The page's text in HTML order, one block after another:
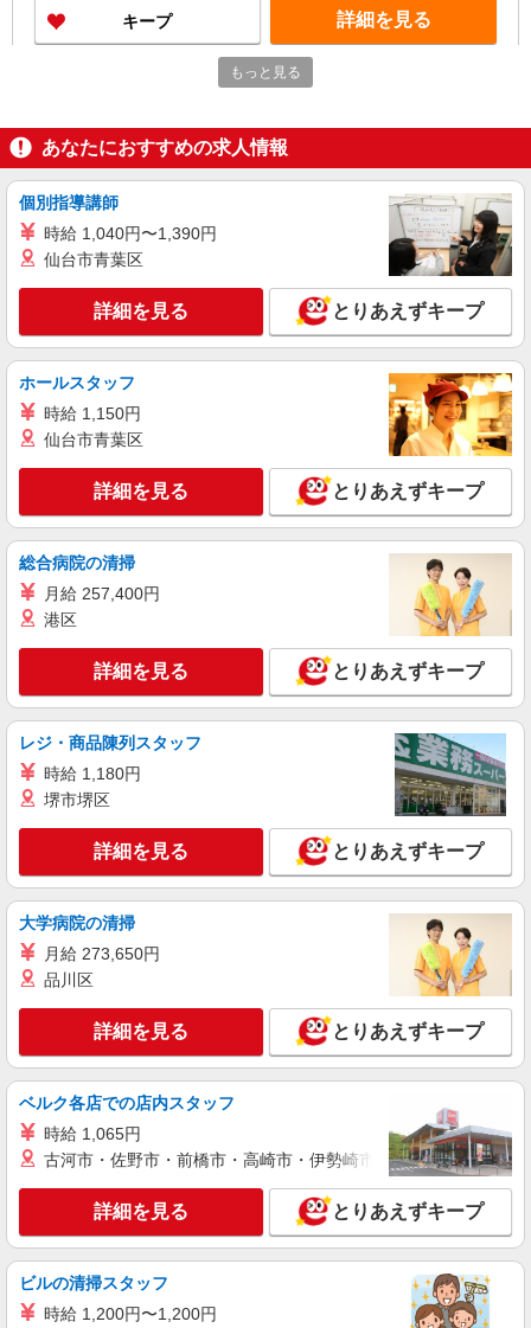
有）★ ゜・。○。・゜+゜・。○。・゜+゜
キープ 詳細を見る
【softbank】人気機種に詳しくなれる携帯販
売
時給1600円〜 ※残業代支給 ★交通費別途支給
+゜ 入社祝い金10万円支給(規定有) お友達を紹介
頂くと, インセンティブ支給(規定有) ★月2回払
い・週払い可能（規程有）★ ゜・。○。・゜
+゜・。○。・゜+゜
東京都練馬区のsoftbankショップ
詳細を見る
派遣社員 紹介予定派遣
株式会社シエロ
【楽天モバイル】の携帯販売スタッフ
月給245250円〜 ※残業代支給 ★交通費別途支
○。・゜+゜ 入社祝い金10万円支給(規定有) お友達
を紹介頂くと, インセンティブ支給(規定有) ゜・。
○。・゜+゜・。○。・゜+゜
東京都練馬区の楽天モバイルショップ
キープ 詳細を見る
派遣社員 紹介予定派遣
株式会社シエロ
人気機種に詳しくなれる携帯販売【docomo】
時給1700円〜 ※残業代支給 ★交通費別途支給
（規定あり） ゜+゜・。○。・゜+゜・。○。・゜
+゜ 入社祝い金10万円支給(規定有) お友達を紹介
頂くと, インセンティブ支給(規定有) ★月2回払
い・週払い可能（規程有）★ ゜・。○。・゜
東京都練馬区の家電量販店
詳細を見る
派遣社員 紹介予定派遣
携帯販売スタッフ【au】
時給1730円〜 ※残業代支給 ★交通費別途支給
い・週払い可能（規程有）★ ゜・。○。・゜
詳細を見る
ソフトバンク地下鉄赤塚店
ソフトバンクショップの携帯販売スタッフ
月給 237,478円 〜 302,366円 固定残業代:
30,651円 〜 39,026円（20時間相当） ＊時間外手
当は時間外労働の有無にかかわらず、固定残業代
として支給し、相当時間を超える時間外労働分は
法定どおり追加で支給します。 試用期間あり 3ヶ
月 ※経験・能力による 【試用期間】月給 237478
円 〜 302366 円
■ソフトバンク地下鉄赤塚店 東京都 練馬区 田
柄2丁目 49‐10
詳細を見る
契約社員
もっと見る
あなたにおすすめの求人情報
個別指導講師
時給 1,040円〜1,390円
仙台市青葉区
詳細を見る とりあえずキープ
ホールスタッフ
時給 1,150円
仙台市青葉区
詳細を見る とりあえずキープ
総合病院の清掃
月給 257,400円
港区
詳細を見る とりあえずキープ
レジ・商品陳列スタッフ
時給 1,180円
堺市堺区
詳細を見る とりあえずキープ
大学病院の清掃
月給 273,650円
品川区
詳細を見る とりあえずキープ
ベルク各店での店内スタッフ
時給 1,065円
古河市・佐野市・前橋市・高崎市・伊勢崎市・太田市・館林市
詳細を見る とりあえずキープ
ビルの清掃スタッフ
時給 1,200円〜1,200円